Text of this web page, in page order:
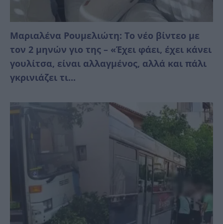
Μαριαλένα Ρουμελιώτη: Το νέο βίντεο με
τον 2 μηνών γιο της – «Έχει φάει, έχει κάνει
γουλίτσα, είναι αλλαγμένος, αλλά και πάλι
γκρινιάζει τι...